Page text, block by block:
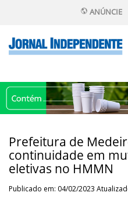
ANÚNCIE
Prefeitura de
continuidade em
eletivas no HMMN
Publicado em: 04/02/2023